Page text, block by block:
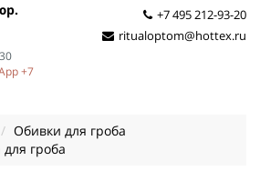
+7
+7 495 212-93-20
ritualoptom@hottex.ru
Обивки для гроба
гроба